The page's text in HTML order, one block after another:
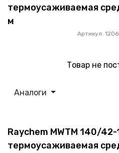
термоусаживаемая
м
Артикул:
Товар не
Аналоги
Raychem MWTM 140/
термоусаживаемая